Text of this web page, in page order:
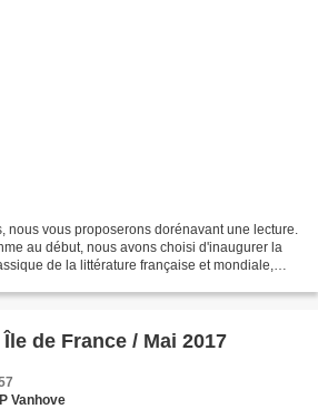
nous vous proposerons dorénavant une lecture.
au début, nous avons choisi d'inaugurer la
de la littérature française et mondiale,
de France / Mai 2017
Vanhove